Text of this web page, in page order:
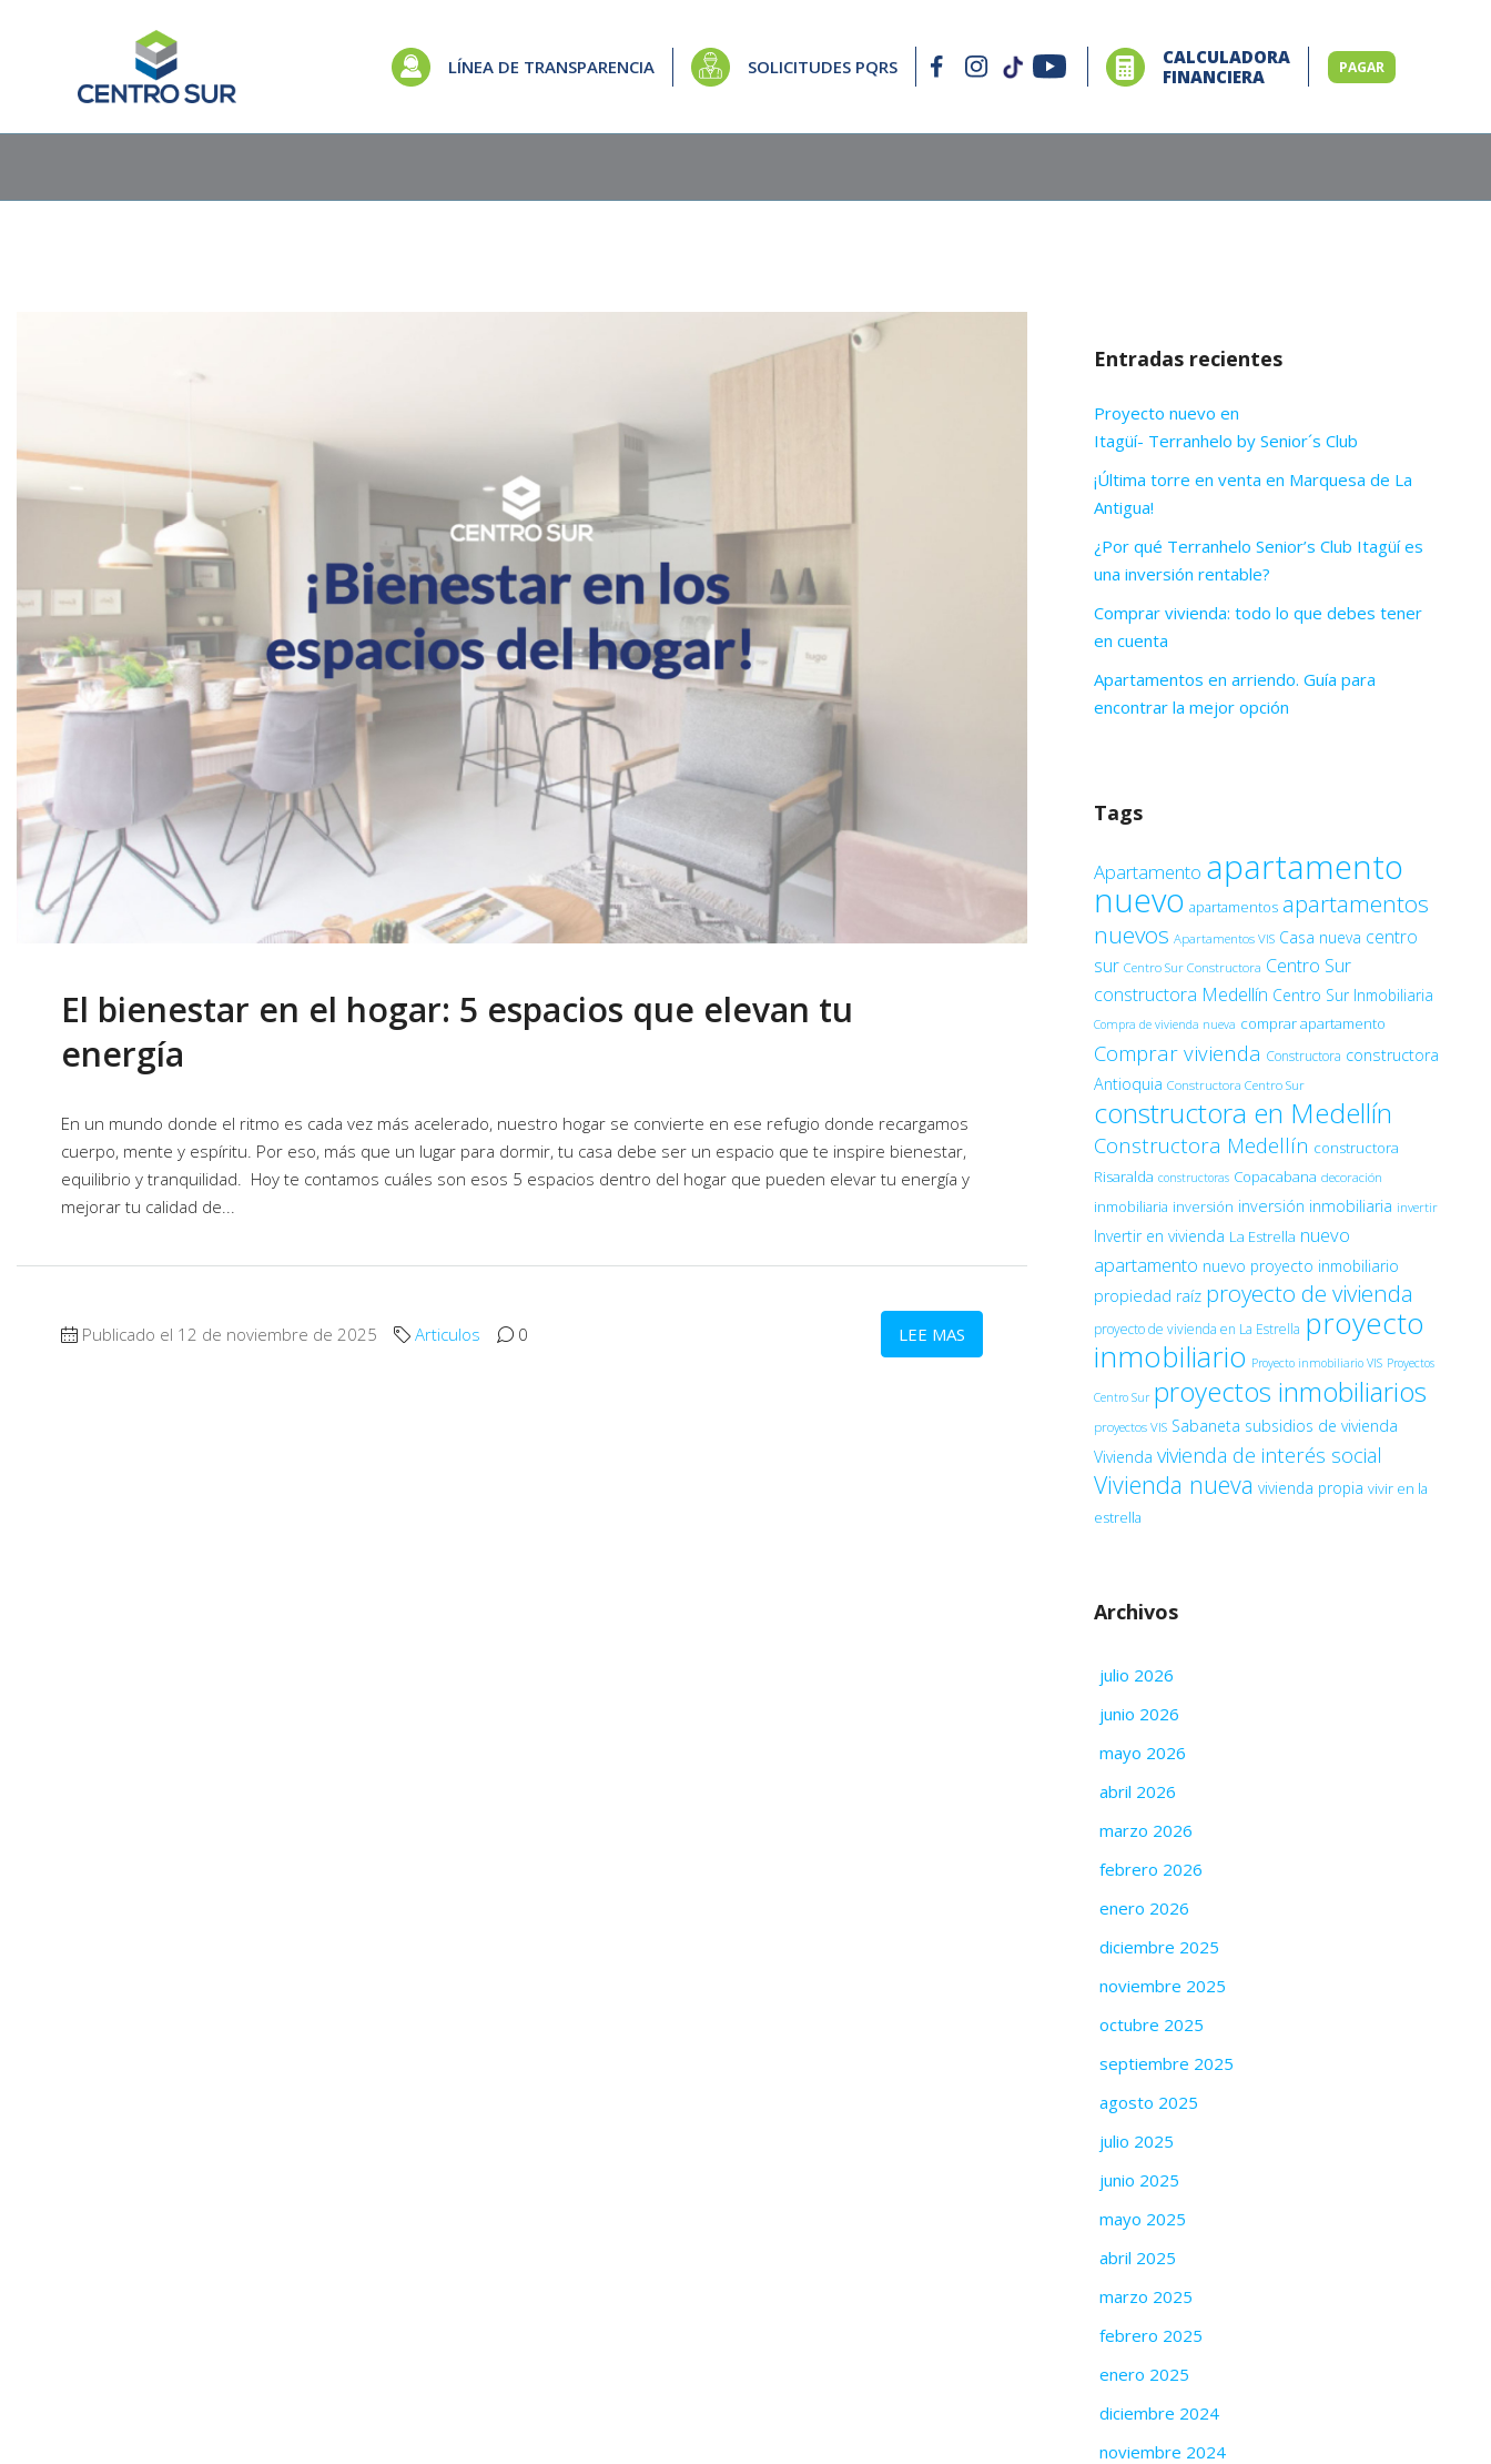
LÍNEA DE TRANSPARENCIA SOLICITUDES PQRS
CALCULADORA
FINANCIERA
PAGAR
El bienestar en el hogar: 5 espacios que elevan tu
energía
En un mundo donde el ritmo es cada vez más acelerado, nuestro hogar se convierte en ese refugio donde recargamos
cuerpo, mente y espíritu. Por eso, más que un lugar para dormir, tu casa debe ser un espacio que te inspire bienestar,
equilibrio y tranquilidad. Hoy te contamos cuáles son esos 5 espacios dentro del hogar que pueden elevar tu energía y
mejorar tu calidad de...
Publicado el 12 de noviembre de 2025 Articulos 0 LEE MAS
Entradas recientes
Proyecto nuevo en
Itagüí- Terranhelo by Senior´s Club
¡Última torre en venta en Marquesa de La
Antigua!
¿Por qué Terranhelo Senior’s Club Itagüí es
una inversión rentable?
Comprar vivienda: todo lo que debes tener
en cuenta
Apartamentos en arriendo. Guía para
encontrar la mejor opción
Tags
Apartamento apartamento
nuevo apartamentos apartamentos
nuevos Apartamentos VIS Casa nueva centro
sur Centro Sur Constructora Centro Sur
constructora Medellín Centro Sur Inmobiliaria
Compra de vivienda nueva comprar apartamento
Comprar vivienda Constructora constructora
Antioquia Constructora Centro Sur
constructora en Medellín
Constructora Medellín constructora
Risaralda constructoras Copacabana decoración
inmobiliaria inversión inversión inmobiliaria invertir
Invertir en vivienda La Estrella nuevo
apartamento nuevo proyecto inmobiliario
propiedad raíz proyecto de vivienda
proyecto de vivienda en La Estrella proyecto
inmobiliario Proyecto inmobiliario VIS Proyectos
Centro Sur proyectos inmobiliarios
proyectos VIS Sabaneta subsidios de vivienda
Vivienda vivienda de interés social
Vivienda nueva vivienda propia vivir en la
estrella
Archivos
julio 2026
junio 2026
mayo 2026
abril 2026
marzo 2026
febrero 2026
enero 2026
diciembre 2025
noviembre 2025
octubre 2025
septiembre 2025
agosto 2025
julio 2025
junio 2025
mayo 2025
abril 2025
marzo 2025
febrero 2025
enero 2025
diciembre 2024
noviembre 2024